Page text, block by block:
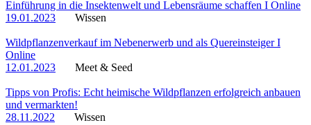
Einführung in die Insektenwelt und Lebensräume schaffen I Online
19.01.2023
Wissen
Wildpflanzenverkauf im Nebenerwerb und als Quereinsteiger I
Online
12.01.2023
Meet & Seed
Tipps von Profis: Echt heimische Wildpflanzen erfolgreich anbauen
und vermarkten!
28.11.2022
Wissen